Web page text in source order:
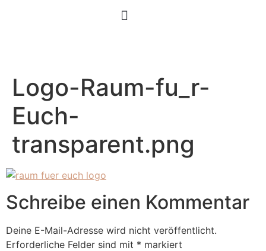
Logo-Raum-fu_r-
Euch-
transparent.png
Schreibe einen Kommentar
Deine E-Mail-Adresse wird nicht veröffentlicht.
Erforderliche Felder sind mit * markiert